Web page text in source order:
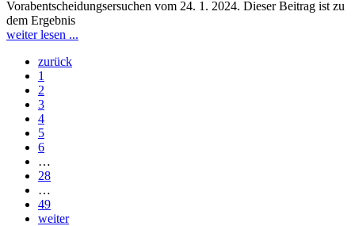
Vorabentscheidungsersuchen vom 24. 1. 2024. Dieser Beitrag ist zu
dem Ergebnis
weiter lesen ...
zurück
1
2
3
4
5
6
…
28
…
49
weiter